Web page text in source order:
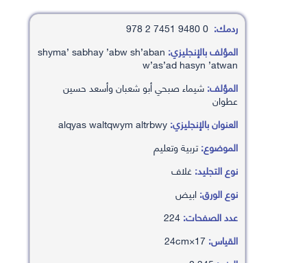
ردمك:
المؤلف بالإنجليزي: shyma’ sabhay ’abw sh’aban
w’as’ad hasyn ’atwan
المؤلف:شيماء صبحي أبو شعبان وأسعد حسين
عطوان
العنوان بالإنجليزي:
الموضوع:تربية وتعليم
نوع التجليد:غلاف
نوع الورق:ابيض
عدد الصفحات:
القياس: